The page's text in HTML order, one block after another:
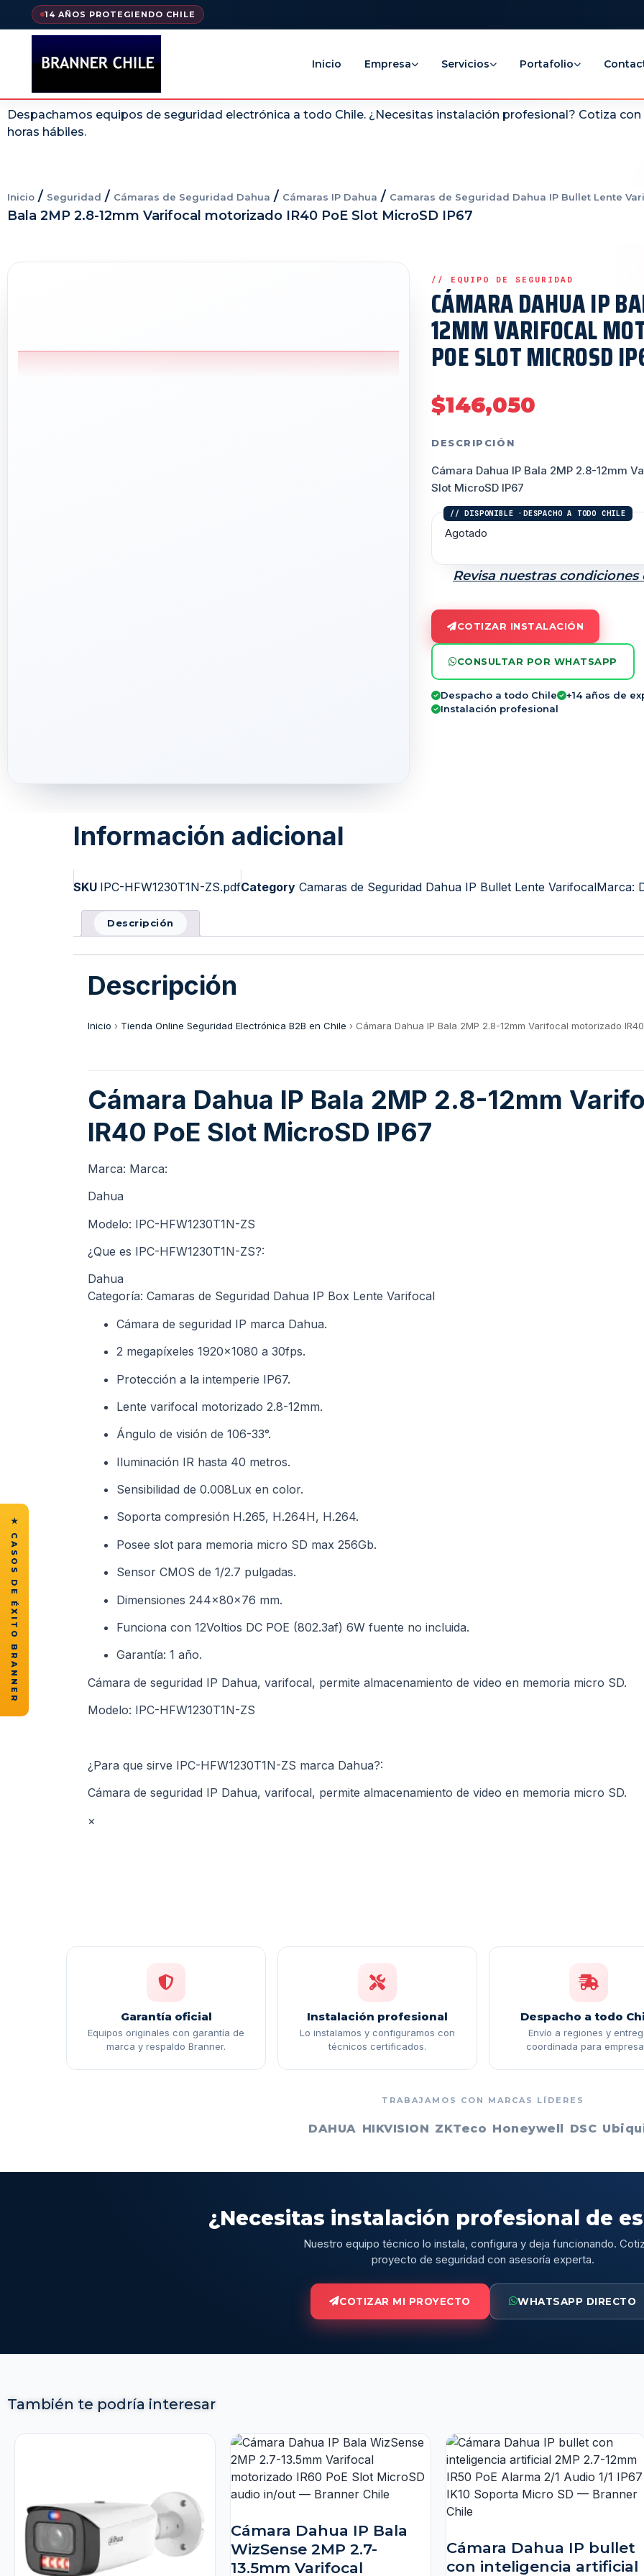
14 AÑOS PROTEGIENDO CHILE
Inicio Empresa Servicios Portafolio
Despachamos equipos de seguridad electrónica a todo Chile. ¿Necesitas instalación profesional? Cotiza
horas hábiles.
Inicio / Seguridad / Cámaras de Seguridad Dahua / Cámaras IP Dahua / Camaras de Seguridad Dahua IP Bullet Lente
Bala 2MP 2.8-12mm Varifocal motorizado IR40 PoE Slot MicroSD IP67
CÁMARA DAHUA IP
12MM VARIFOCAL
POE SLOT MICROSD
$146,050
DESCRIPCIÓN
Cámara Dahua IP Bala 2MP 2.8-12mm
Slot MicroSD IP67
Agotado
Revisa nuestras condiciones
COTIZAR INSTALACIÓN
CONSULTAR POR WHATSAPP
Despacho a todo Chile
+14 años de
Instalación profesional
Información adicional
SKU IPC-HFW1230T1N-ZS.pdfCategory Camaras de Seguridad Dahua IP Bullet Lente VarifocalMarca:
Descripción
Descripción
Inicio › Tienda Online Seguridad Electrónica B2B en Chile › Cámara Dahua IP Bala 2MP 2.8-12mm Varifocal motorizado
Cámara Dahua IP Bala 2MP 2.8-12mm
IR40 PoE Slot MicroSD IP67
Marca: Marca:
Dahua
Modelo: IPC-HFW1230T1N-ZS
¿Que es IPC-HFW1230T1N-ZS?:
Dahua
Categoría: Camaras de Seguridad Dahua IP Box Lente Varifocal
Cámara de seguridad IP marca Dahua.
2 megapíxeles 1920×1080 a 30fps.
Protección a la intemperie IP67.
Lente varifocal motorizado 2.8-12mm.
Ángulo de visión de 106-33°.
Iluminación IR hasta 40 metros.
Sensibilidad de 0.008Lux en color.
Soporta compresión H.265, H.264H, H.264.
Posee slot para memoria micro SD max 256Gb.
Sensor CMOS de 1/2.7 pulgadas.
Dimensiones 244x80x76 mm.
Funciona con 12Voltios DC POE (802.3af) 6W fuente no incluida.
Garantía: 1 año.
Cámara de seguridad IP Dahua, varifocal, permite almacenamiento de video en memoria micro SD.
Modelo: IPC-HFW1230T1N-ZS
¿Para que sirve IPC-HFW1230T1N-ZS marca Dahua?:
Cámara de seguridad IP Dahua, varifocal, permite almacenamiento de video en memoria micro SD.
×
Garantía oficial
Equipos originales con garantía de
marca y respaldo Branner.
Instalación profesional
Lo instalamos y configuramos con
técnicos certificados.
Despacho a todo
Envío a regiones y
coordinada para
TRABAJAMOS CON MARCAS LÍDERES
DAHUA HIKVISION ZKTeco Honeywell DSC
¿Necesitas instalación profesional de
Nuestro equipo técnico lo instala, configura y deja funcionando.
proyecto de seguridad con asesoría experta.
COTIZAR MI PROYECTO WHATSAPP DIRECTO
También te podría interesar
Cámara Dahua IP Bala
WizSense 2MP 2.7-
13.5mm Varifocal
Cámara Dahua IP bullet
con inteligencia artificial
★ CASOS DE ÉXITO BRANNER